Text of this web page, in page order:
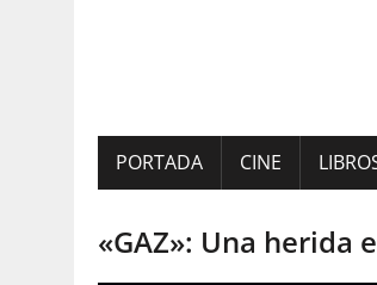
PORTADA CINE
«GAZ»: Una herida